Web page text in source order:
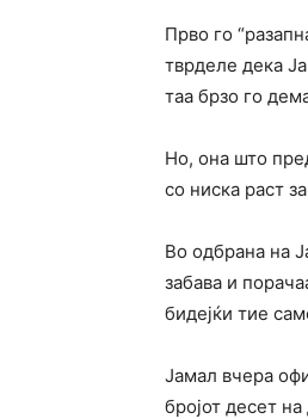
Прво го
тврделе дека
таа брзо го
Но, она што
со ниска раст
Во одбрана на
забава и
бидејќи тие
Јамал вчера
бројот десет